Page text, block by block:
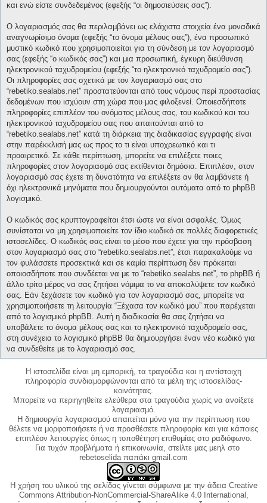
και ενώ είστε συνδεδεμένος (εφεξής “οι δημοσιεύσεις σας”).
Ο λογαριασμός σας θα περιλαμβάνει ως ελάχιστα στοιχεία ένα μοναδικά
αναγνωρίσιμο όνομα (εφεξής “το όνομα μέλους σας”), ένα προσωπικό
μυστικό κωδικό που χρησιμοποιείται για τη σύνδεση με τον λογαριασμό
σας (εφεξής “ο κωδικός σας”) και μια προσωπική, έγκυρη διεύθυνση
ηλεκτρονικού ταχυδρομείου (εφεξής “το ηλεκτρονικό ταχυδρομείο σας”).
Οι πληροφορίες σας σχετικά με τον λογαριασμό σας στο
“rebetiko.sealabs.net” προστατεύονται από τους νόμους περί προστασίας
δεδομένων που ισχύουν στη χώρα που μας φιλοξενεί. Οποιεσδήποτε
πληροφορίες επιπλέον του ονόματος μέλους σας, του κωδικού και του
ηλεκτρονικού ταχυδρομείου σας που απαιτούνται από το
“rebetiko.sealabs.net” κατά τη διάρκεια της διαδικασίας εγγραφής είναι
στην παρέκκλισή μας ως προς το τι είναι υποχρεωτικό και τι
προαιρετικό. Σε κάθε περίπτωση, μπορείτε να επιλέξετε ποιες
πληροφορίες στον λογαριασμό σας εκτίθενται δημόσια. Επιπλέον, στον
λογαριασμό σας έχετε τη δυνατότητα να επιλέξετε αν θα λαμβάνετε ή
όχι ηλεκτρονικά μηνύματα που δημιουργούνται αυτόματα από το phpBB
λογισμικό.
Ο κωδικός σας κρυπτογραφείται έτσι ώστε να είναι ασφαλές. Όμως
συνίσταται να μη χρησιμοποιείτε τον ίδιο κωδικό σε πολλές διαφορετικές
ιστοσελίδες. Ο κωδικός σας είναι το μέσο που έχετε για την πρόσβαση
στον λογαριασμό σας στο “rebetiko.sealabs.net”, έτσι παρακαλούμε να
τον φυλάσσετε προσεκτικά και σε καμία περίπτωση δεν πρόκειται
οποιοσδήποτε που συνδέεται να με το “rebetiko.sealabs.net”, το phpBB ή
άλλο τρίτο μέρος να σας ζητήσει νόμιμα το να αποκαλύψετε τον κωδικό
σας. Εάν ξεχάσετε τον κωδικό για τον λογαριασμό σας, μπορείτε να
χρησιμοποιήσετε τη λειτουργία “Ξέχασα τον κωδικό μου” που παρέχεται
από το λογισμικό phpBB. Αυτή η διαδικασία θα σας ζητήσει να
υποβάλετε το όνομα μέλους σας και το ηλεκτρονικό ταχυδρομείο σας,
στη συνέχεια το λογισμικό phpBB θα δημιουργήσει έναν νέο κωδικό για
να συνδεθείτε με το λογαριασμό σας.
Η ιστοσελίδα είναι μη εμπορική, τα τραγούδια και η αντίστοιχη
πληροφορία συνδιαμορφώνονται από τα μέλη της ιστοσελίδας-
κοινότητας.
Μπορείτε να περιηγηθείτε ελεύθερα στα τραγούδια χωρίς να ανοίξετε
λογαριασμό.
Η δημιουργία λογαριασμού απαιτείται μόνο για την περίπτωση που
θέλετε να μορφοποιήσετε ή να προσθέσετε πληροφορία και για κάποιες
επιπλέον λειτουργίες όπως η τοποθέτηση επιθυμίας στο ραδιόφωνο.
Για τυχόν προβλήματα ή επικοινωνία, στείλτε μας μεηλ στο
rebetoselida παπάκι gmail.com
Η χρήση του υλικού της σελίδας γίνεται σύμφωνα με την άδεια Creative
Commons Attribution-NonCommercial-ShareAlike 4.0 International,